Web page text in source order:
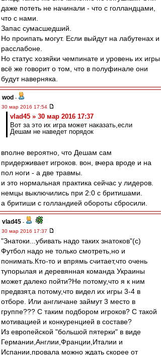
даже потеть не начинали - что с голландцами,
что с нами.
Запас сумасшедший.
Но проипать могут. Если выйдут на лабутенах и
расслабоне.
Но статус хозяйки чемпинате и уровень их игры
всё же говорит о том, что в полуфинале они
будут наверняка.
wod -
30 мар 2016 17:54
vlad45 » 30 мар 2016 17:37
Вот за это их игра может наказать,если
Дешам не наведет порядок
вполне вероятно, что Дешам сам
придерживает игроков. вон, вчера вроде и на
пол ноги - а две травмы.
и это нормальная практика сейчас у лидеров.
немцы выключились при 2:0 с бритишами.
а бритиши с голландией обороты сбросили.
vlad45 -
30 мар 2016 17:37
"Знатоки...убивать надо таких знатоков"(с)
Футбол надо не только смотреть,но и
понимать.Кто-то и впрямь считает,что очень
тупорылая и деревянная команда Украины
может далеко пойти?Не потому,что я к ним
предвзят,а потому,что видел их игры 3-4 в
отборе. Или англичане займут 3 место в
группе??? С таким подбором игроков? С такой
мотивацией и конкуренцией в составе?
Из европейской "большой пятерки" в виде
Германии,Англии,Франции,Италии и
Испании,провала можно ждать скорее от